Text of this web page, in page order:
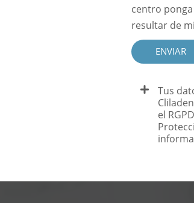
centro
resultar de
ENVIAR
Tus
el